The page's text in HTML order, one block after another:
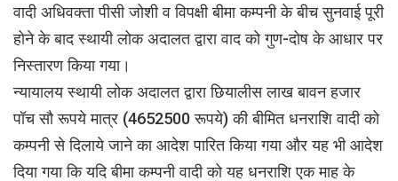
वादी अधिवक्ता पीसी जोशी व विपक्षी बीमा कम्पनी के बीच सुनवाई पूरी
होने के बाद स्थायी लोक अदालत द्वारा वाद को गुण-दोष के आधार पर
निस्तारण किया गया।
न्यायालय स्थायी लोक अदालत द्वारा छियालीस लाख बावन हजार
पॉच सौ रूपये मात्र (4652500 रूपये) की बीमित धनराशि वादी को
कम्पनी से दिलाये जाने का आदेश पारित किया गया और यह भी आदेश
दिया गया कि यदि बीमा कम्पनी वादी को यह धनराशि एक माह के